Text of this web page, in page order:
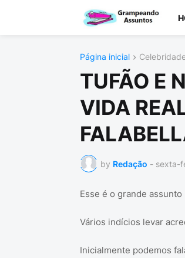
Página inicial
TUFÃO E
VIDA
by Redação - sexta-
Esse é o grande
Vários indícios levar
Inicialmente podemos